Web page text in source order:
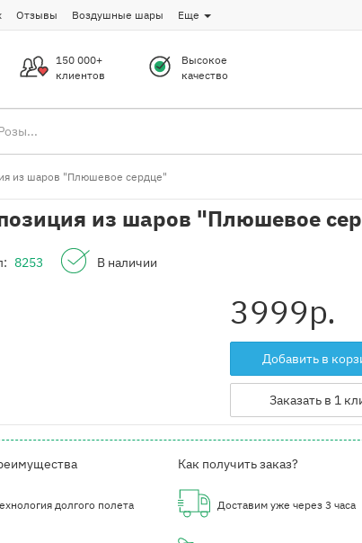
Отзывы Воздушные шары Еще
150 000+
клиентов
Высокое
качество
из шаров "Плюшевое сердце"
из шаров "Плюшевое
8253 В наличии
3999р.
Добавить в
Заказать в 1
долгого полета
Как получить заказ?
Доставим уже через 3 часа